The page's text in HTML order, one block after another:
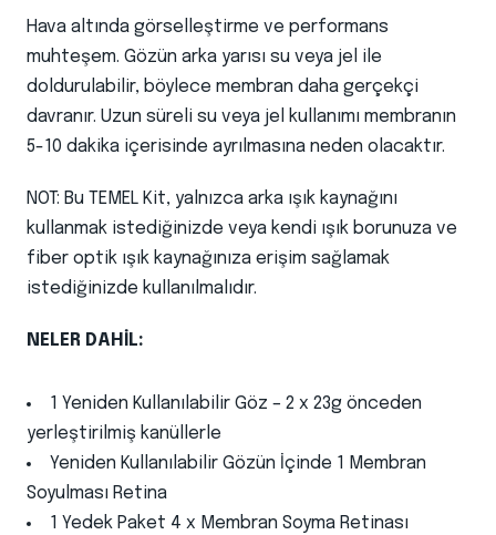
Hava altında görselleştirme ve performans
muhteşem. Gözün arka yarısı su veya jel ile
doldurulabilir, böylece membran daha gerçekçi
davranır. Uzun süreli su veya jel kullanımı membranın
5-10 dakika içerisinde ayrılmasına neden olacaktır.
NOT: Bu TEMEL Kit, yalnızca arka ışık kaynağını
kullanmak istediğinizde veya kendi ışık borunuza ve
fiber optik ışık kaynağınıza erişim sağlamak
istediğinizde kullanılmalıdır.
NELER DAHİL:
1 Yeniden Kullanılabilir Göz – 2 x 23g önceden
yerleştirilmiş kanüllerle
Yeniden Kullanılabilir Gözün İçinde 1 Membran
Soyulması Retina
1 Yedek Paket 4 x Membran Soyma Retinası